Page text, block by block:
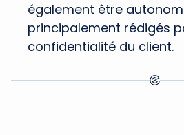
également être
principalement rédigés
confidentialité du client.